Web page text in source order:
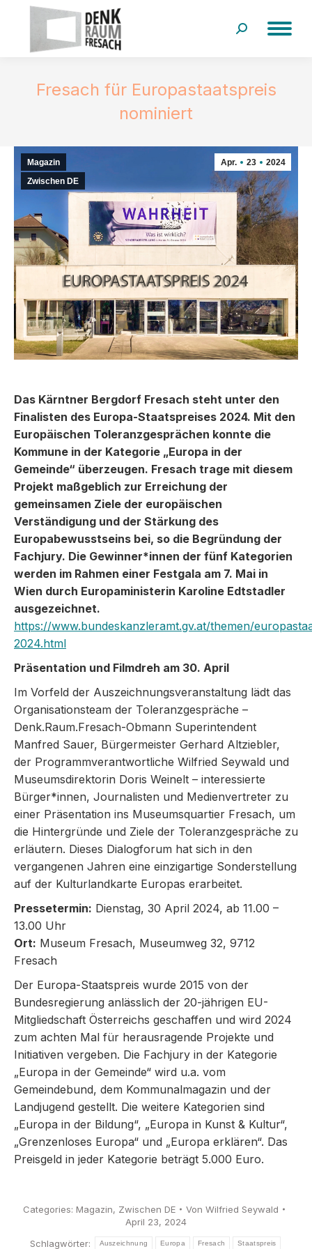
Search:
Fresach für Europastaatspreis
nominiert
Apr. 23 2024
Magazin
Zwischen DE
Das Kärntner Bergdorf Fresach steht unter den
Finalisten des Europa-Staatspreises 2024. Mit den
Europäischen Toleranzgesprächen konnte die
Kommune in der Kategorie „Europa in der
Gemeinde“ überzeugen. Fresach trage mit diesem
Projekt maßgeblich zur Erreichung der
gemeinsamen Ziele der europäischen
Verständigung und der Stärkung des
Europabewusstseins bei, so die Begründung der
Fachjury. Die Gewinner*innen der fünf Kategorien
werden im Rahmen einer Festgala am 7. Mai in
Wien durch Europaministerin Karoline Edtstadler
ausgezeichnet.
https://www.bundeskanzleramt.gv.at/themen/
2024.html
Präsentation und Filmdreh am 30. April
Im Vorfeld der Auszeichnungsveranstaltung lädt das
Organisationsteam der Toleranzgespräche –
Denk.Raum.Fresach-Obmann Superintendent
Manfred Sauer, Bürgermeister Gerhard Altziebler,
der Programmverantwortliche Wilfried Seywald und
Museumsdirektorin Doris Weinelt – interessierte
Bürger*innen, Journalisten und Medienvertreter zu
einer Präsentation ins Museumsquartier Fresach, um
die Hintergründe und Ziele der Toleranzgespräche zu
erläutern. Dieses Dialogforum hat sich in den
vergangenen Jahren eine einzigartige Sonderstellung
auf der Kulturlandkarte Europas erarbeitet.
Pressetermin: Dienstag, 30 April 2024, ab 11.00 –
13.00 Uhr
Ort: Museum Fresach, Museumweg 32, 9712
Fresach
Der Europa-Staatspreis wurde 2015 von der
Bundesregierung anlässlich der 20-jährigen EU-
Mitgliedschaft Österreichs geschaffen und wird 2024
zum achten Mal für herausragende Projekte und
Initiativen vergeben. Die Fachjury in der Kategorie
„Europa in der Gemeinde“ wird u.a. vom
Gemeindebund, dem Kommunalmagazin und der
Landjugend gestellt. Die weitere Kategorien sind
„Europa in der Bildung“, „Europa in Kunst & Kultur“,
„Grenzenloses Europa“ und „Europa erklären“. Das
Preisgeld in jeder Kategorie beträgt 5.000 Euro.
Categories: Magazin, Zwischen DE Von Wilfried Seywald
April 23, 2024
Schlagwörter:
Auszeichnung Europa Fresach Staatspreis